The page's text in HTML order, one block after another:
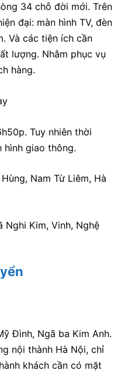
34 chỗ đời mới. Trên
đại: màn hình TV, đèn
Và các tiện ích cần
lượng. Nhằm phục vụ
hàng.
Tuy nhiên thời
hình giao thông.
Nam Từ Liêm, Hà
Nghi Kim, Vinh, Nghệ
Đình, Ngã ba Kim Anh.
nội thành Hà Nội, chỉ
khách cần có mặt